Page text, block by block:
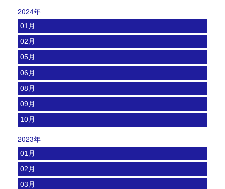
2024年
01月
02月
05月
06月
08月
09月
10月
2023年
01月
02月
03月